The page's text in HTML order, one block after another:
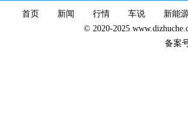
首页 新闻 行情 车说
新能
© 2020-2025
备案